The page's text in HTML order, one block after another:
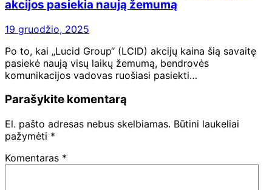
akcijos pasiekia naują žemumą
19 gruodžio, 2025
Po to, kai „Lucid Group“ (LCID) akcijų kaina šią savaitę
pasiekė naują visų laikų žemumą, bendrovės
komunikacijos vadovas ruošiasi pasiekti…
Parašykite komentarą
El. pašto adresas nebus skelbiamas. Būtini laukeliai
pažymėti *
Komentaras *